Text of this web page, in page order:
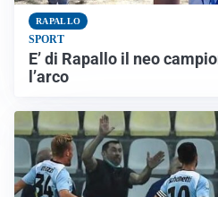
RAPALLO
SPORT
E’ di Rapallo il neo
l’arco